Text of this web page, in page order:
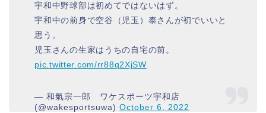
宇和中野球部は初めてではないはず。
宇和中の前身で空谷（児玉）泰さんが初でいいと
思う。
児玉さんの生家はうちの自宅の前。
pic.twitter.com/rr88q2XjSW
— 和氣宗一郎 ワケスポーツ宇和店
(@wakesportsuwa)October 6, 2022